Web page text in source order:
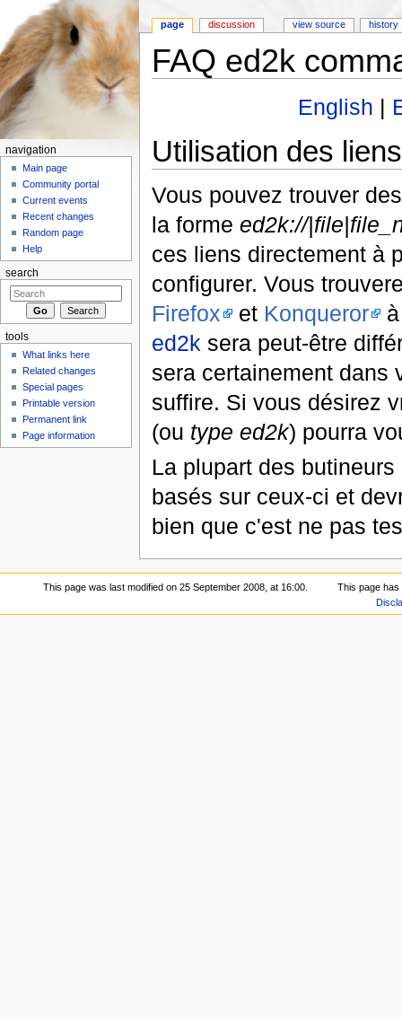
FAQ ed2k
English |
Utilisation des
Vous pouvez trouver
la forme ed2k://
ces liens directement à
configurer. Vous
Firefox et Konqueror
ed2k sera peut-être
sera certainement dans
suffire. Si vous désirez
(ou type ed2k) pourra
La plupart des
basés sur ceux-ci et
bien que c'est ne pas
page discussion view source history
navigation
Main page
Community portal
Current events
Recent changes
Random page
Help
search
tools
What links here
Related changes
Special pages
Printable version
Permanent link
Page information
This page was last modified on 25 September 2008, at 16:00.
This page